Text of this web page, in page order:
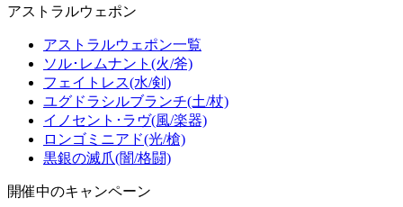
アストラルウェポン
アストラルウェポン一覧
ソル･レムナント(火/斧)
フェイトレス(水/剣)
ユグドラシルブランチ(土/杖)
イノセント･ラヴ(風/楽器)
ロンゴミニアド(光/槍)
黒銀の滅爪(闇/格闘)
開催中のキャンペーン